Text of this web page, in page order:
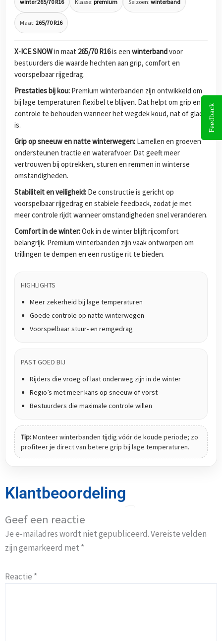
winter 265/70 R16 Klasse: premium Seizoen: winterband
Maat: 265/70 R16
X-ICE SNOWin maat 265/70 R16is een winterbandvoor
bestuurders die waarde hechten aan grip, comfort en
voorspelbaar rijgedrag.
Prestaties bij kou: Premium winterbanden zijn ontwikkeld om
bij lage temperaturen flexibel te blijven. Dat helpt om grip en
controle te behouden wanneer het wegdek koud, nat of glad
is.
Grip op sneeuw en natte winterwegen: Lamellen en groeven
ondersteunen tractie en waterafvoer. Dat geeft meer
vertrouwen bij optrekken, sturen en remmen in winterse
omstandigheden.
Stabiliteit en veiligheid: De constructie is gericht op
voorspelbaar rijgedrag en stabiele feedback, zodat je met
meer controle rijdt wanneer omstandigheden snel veranderen.
Comfort in de winter:Ook in de winter blijft rijcomfort
belangrijk. Premium winterbanden zijn vaak ontworpen om
trillingen te dempen en een rustige rit te bieden.
HIGHLIGHTS
Meer zekerheid bij lage temperaturen
Goede controle op natte winterwegen
Voorspelbaar stuur- en remgedrag
PAST GOED BIJ
Rijders die vroeg of laat onderweg zijn in de winter
Regio’s met meer kans op sneeuw of vorst
Bestuurders die maximale controle willen
Tip:Monteer winterbanden tijdig vóór de koude periode; zo
profiteer je direct van betere grip bij lage temperaturen.
Klantbeoordeling
Geef een reactie
Je e-mailadres wordt niet gepubliceerd.Vereiste velden
zijn gemarkeerd met *
Reactie *
Feedback